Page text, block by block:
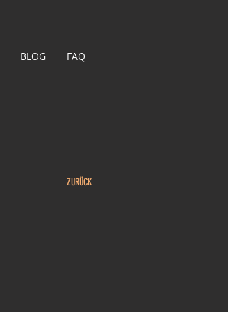
BLOG FAQ
ZURÜCK